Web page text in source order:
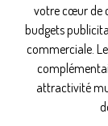
votre cœur de
budgets
commerciale.
attractivité